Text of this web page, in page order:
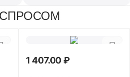
1 407.00₽